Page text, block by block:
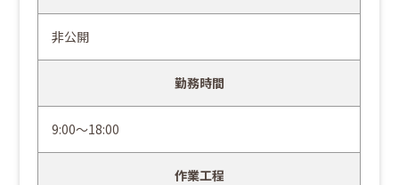
非公開
勤務時間
9:00～18:00
作業工程